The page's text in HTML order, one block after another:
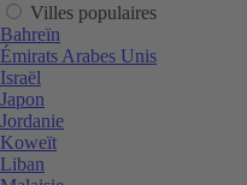
Villes populaires
Bahreïn
Émirats Arabes Unis
Israël
Japon
Jordanie
Koweït
Liban